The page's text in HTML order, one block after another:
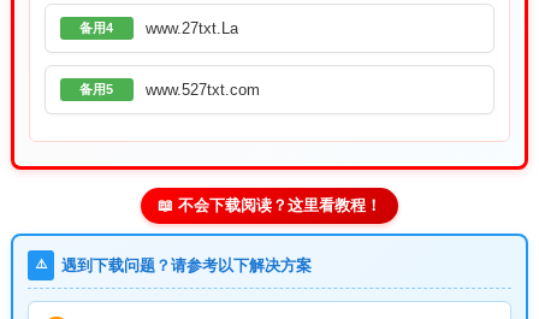
备用4 www.27txt.La
备用5 www.527txt.com
📖 不会下载阅读？这里看教程！
⚠️ 遇到下载问题？请参考以下解决方案